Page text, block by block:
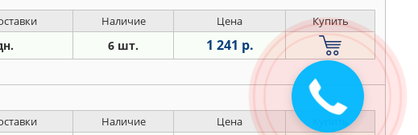
Наличие Цена Купить
6 шт. 1 241 р.
Наличие Цена
Закажите
звонок